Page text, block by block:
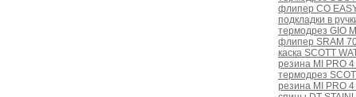
флипер CO
подкладки в
термодрез GIO
флипер SRAM
каска SCOTT
резина MI PRO
термодрез
резина MI PRO